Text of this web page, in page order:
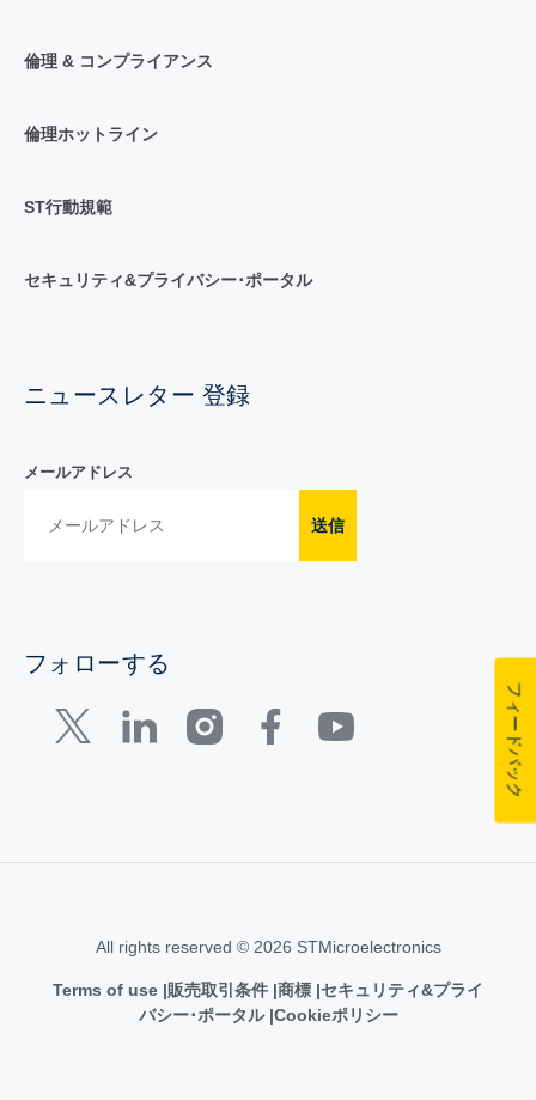
倫理 & コンプライアンス
倫理ホットライン
ST行動規範
セキュリティ&プライバシー･ポータル
ニュースレター 登録
メールアドレス
送信
フォローする
All rights reserved © 2026 STMicroelectronics
Terms of use 販売取引条件 商標 セキュリティ&プライ
バシー･ポータル Cookieポリシー
フィードバック